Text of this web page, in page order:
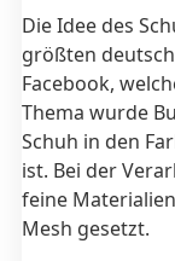
Die Idee des
größten
Facebook,
Thema wurde
Schuh in den
ist. Bei der
feine
Mesh gesetzt.